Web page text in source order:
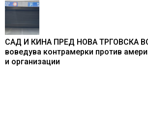
САД И КИНА ПРЕД НОВА ТРГОВСКА
воведува контрамерки против
и организации